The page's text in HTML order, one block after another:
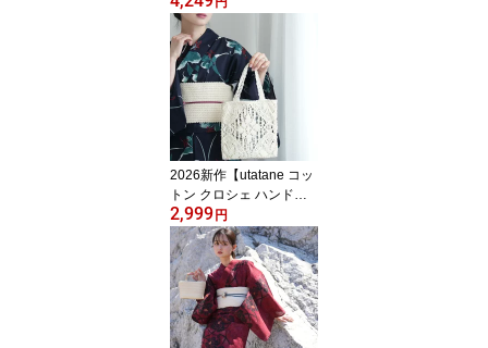
ベルティ対象！2026新作
【ひよこ商店 男女兼用
子供ワンピース浴衣 2点
セット｜90cm 100cm 11
0cm 120cm 130cm】変
わり織 綿100％｜キッズ
2才〜10才 女の子 男の子
｜浴衣・帯（全員プレゼ
ント対象商品）
2026新作【utatane コッ
トン クロシェ ハンドバ
ッグ エクリュ】トートバ
ッグ｜レース｜生成｜綿
100％
2,999円